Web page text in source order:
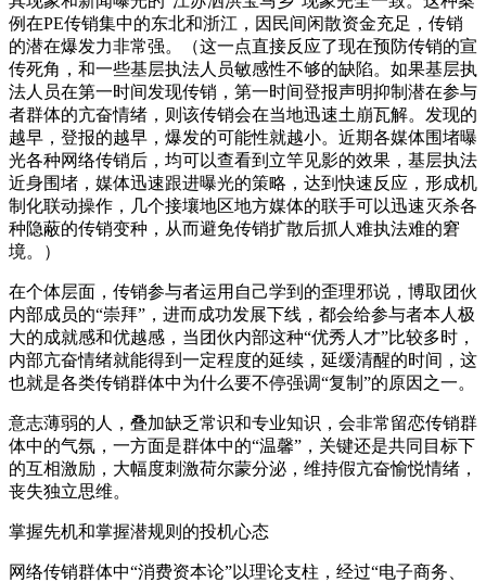
例在PE传销集中的东北和浙江，因民间闲散资金充足，传销
的潜在爆发力非常强。（这一点直接反应了现在预防传销的宣
传死角，和一些基层执法人员敏感性不够的缺陷。如果基层执
法人员在第一时间发现传销，第一时间登报声明抑制潜在参与
者群体的亢奋情绪，则该传销会在当地迅速土崩瓦解。发现的
越早，登报的越早，爆发的可能性就越小。近期各媒体围堵曝
光各种网络传销后，均可以查看到立竿见影的效果，基层执法
近身围堵，媒体迅速跟进曝光的策略，达到快速反应，形成机
制化联动操作，几个接壤地区地方媒体的联手可以迅速灭杀各
种隐蔽的传销变种，从而避免传销扩散后抓人难执法难的窘
境。）
在个体层面，传销参与者运用自己学到的歪理邪说，博取团伙
内部成员的“崇拜”，进而成功发展下线，都会给参与者本人极
大的成就感和优越感，当团伙内部这种“优秀人才”比较多时，
内部亢奋情绪就能得到一定程度的延续，延缓清醒的时间，这
也就是各类传销群体中为什么要不停强调“复制”的原因之一。
意志薄弱的人，叠加缺乏常识和专业知识，会非常留恋传销群
体中的气氛，一方面是群体中的“温馨”，关键还是共同目标下
的互相激励，大幅度刺激荷尔蒙分泌，维持假亢奋愉悦情绪，
丧失独立思维。
掌握先机和掌握潜规则的投机心态
网络传销群体中“消费资本论”以理论支柱，经过“电子商务、